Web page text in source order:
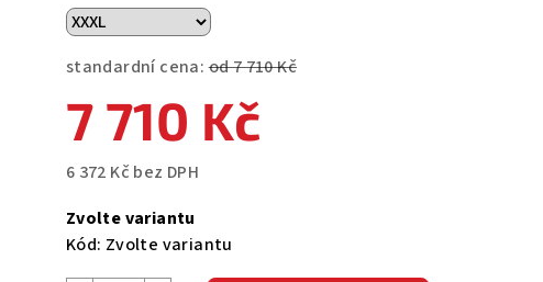
standardní cena: od 7 710 Kč
7 710 Kč
6 372 Kč bez DPH
cena:
Zvolte variantu
Kód: Zvolte variantu